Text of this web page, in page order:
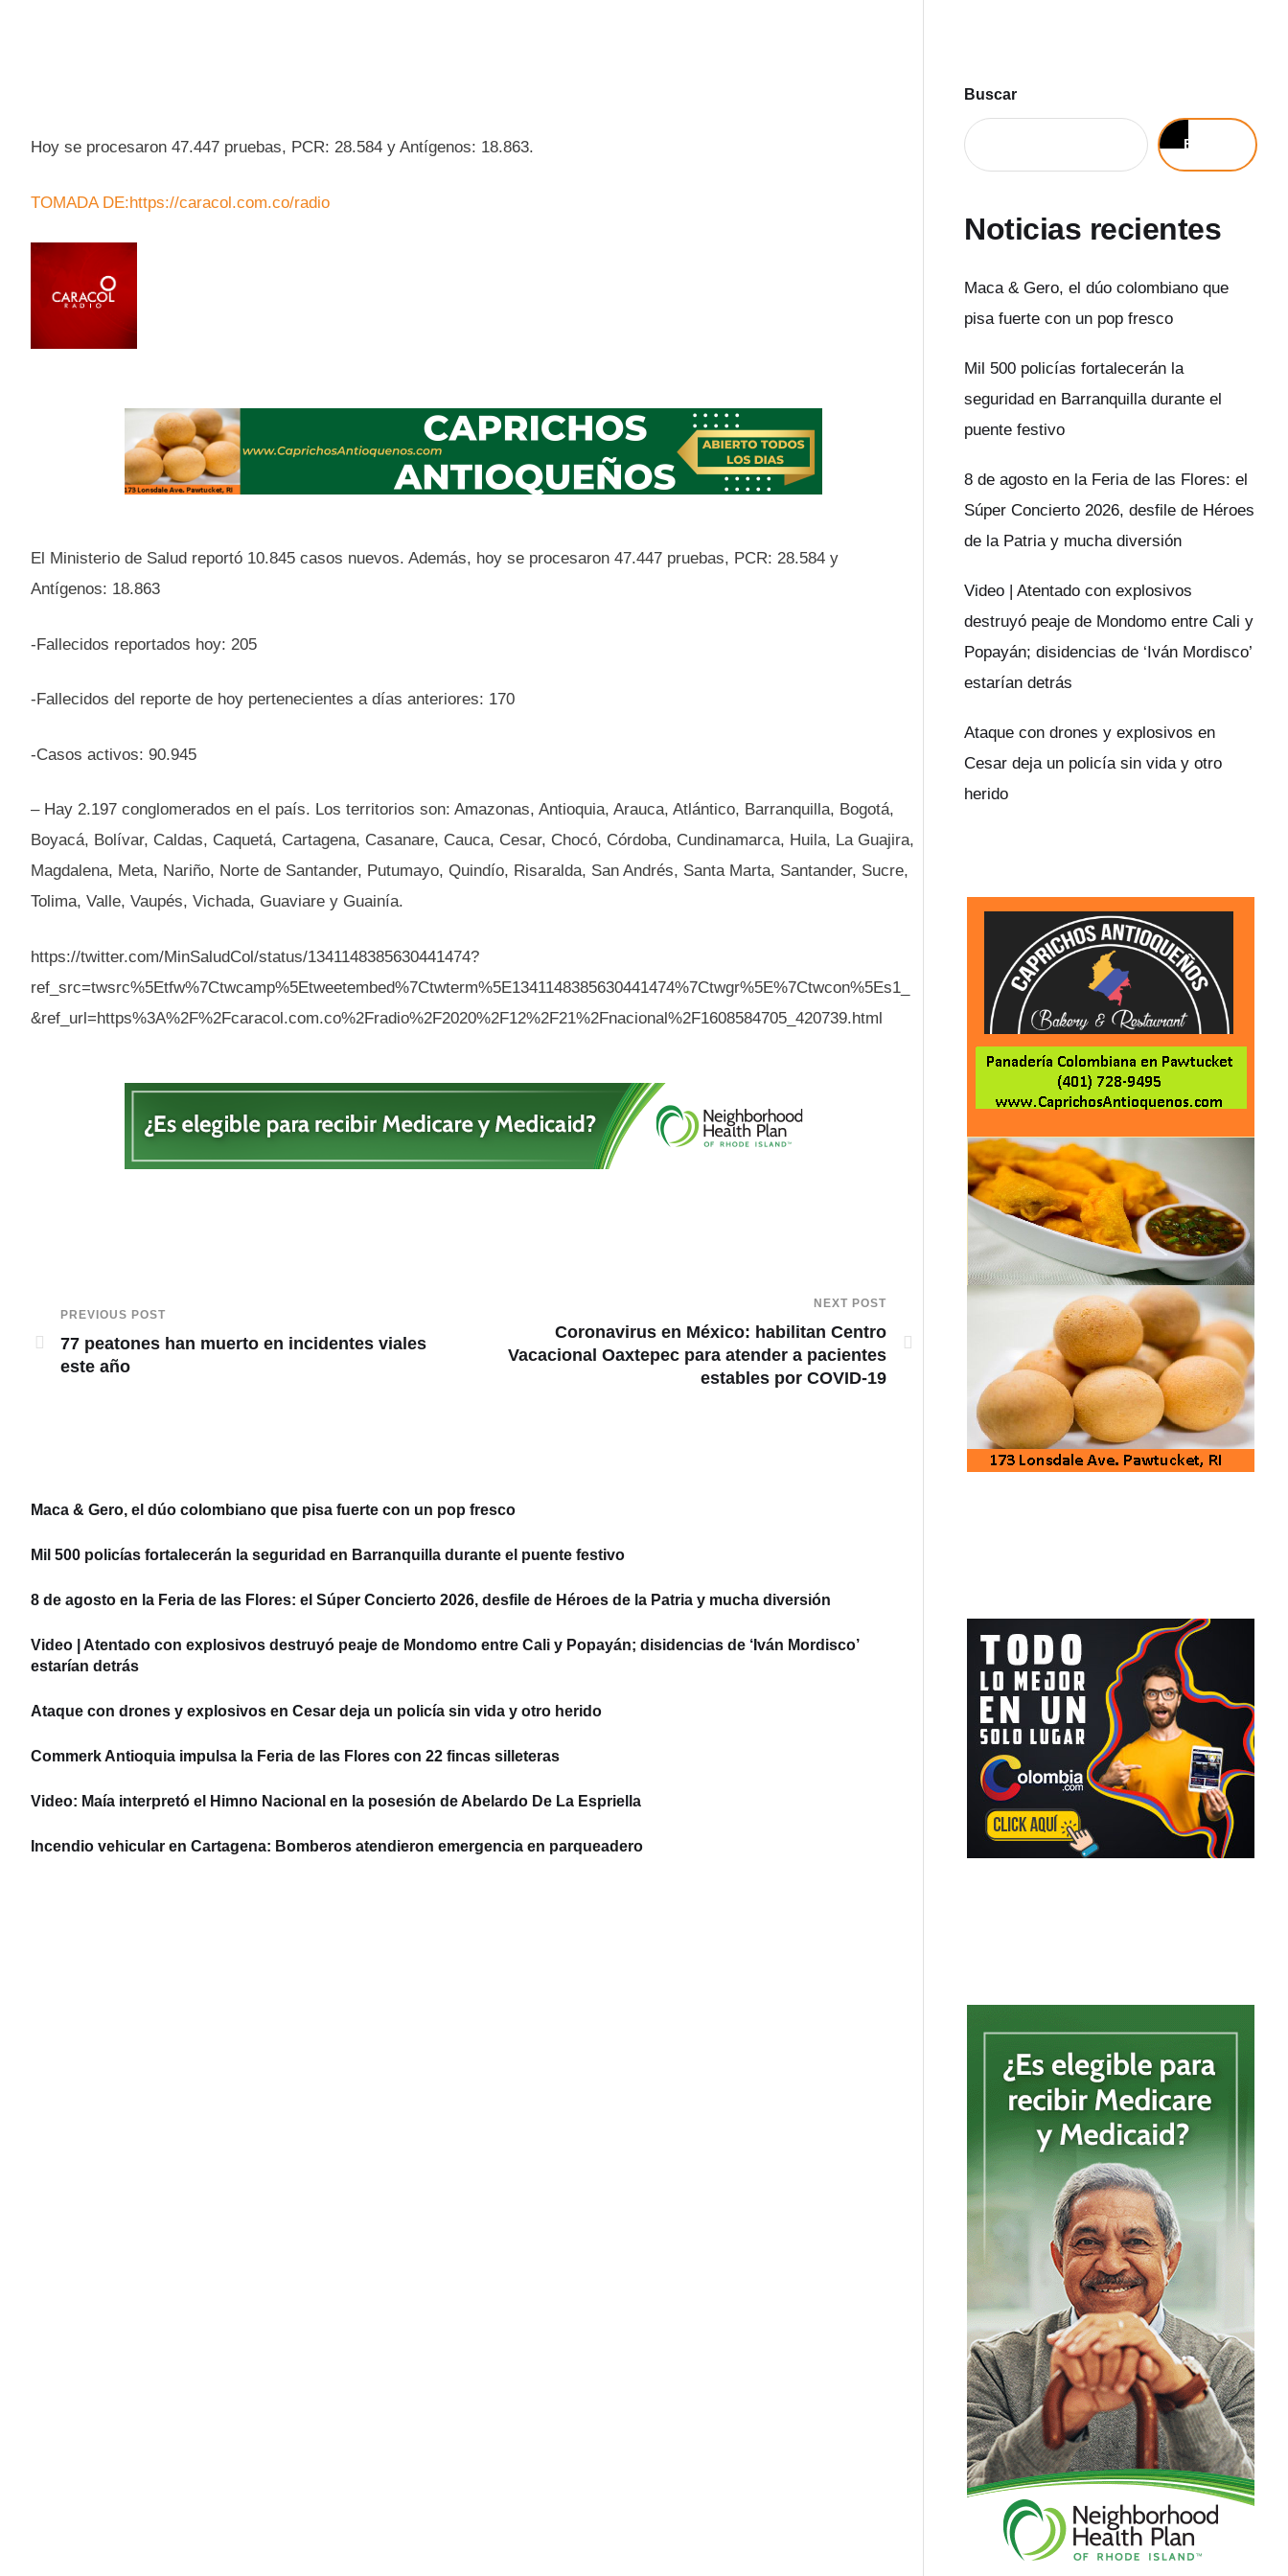
Hoy se procesaron 47.447 pruebas, PCR: 28.584 y Antígenos: 18.863.
TOMADA DE:https://caracol.com.co/radio
El Ministerio de Salud reportó 10.845 casos nuevos. Además, hoy se procesaron 47.447 pruebas, PCR: 28.584 y
Antígenos: 18.863
-Fallecidos reportados hoy: 205
-Fallecidos del reporte de hoy pertenecientes a días anteriores: 170
-Casos activos: 90.945
– Hay 2.197 conglomerados en el país. Los territorios son: Amazonas, Antioquia, Arauca, Atlántico, Barranquilla, Bogotá,
Boyacá, Bolívar, Caldas, Caquetá, Cartagena, Casanare, Cauca, Cesar, Chocó, Córdoba, Cundinamarca, Huila, La Guajira,
Magdalena, Meta, Nariño, Norte de Santander, Putumayo, Quindío, Risaralda, San Andrés, Santa Marta, Santander, Sucre,
Tolima, Valle, Vaupés, Vichada, Guaviare y Guainía.
https://twitter.com/MinSaludCol/status/1341148385630441474?
ref_src=twsrc%5Etfw%7Ctwcamp%5Etweetembed%7Ctwterm%5E1341148385630441474%7Ctwgr%5E%7Ctwcon%5Es1_
&ref_url=https%3A%2F%2Fcaracol.com.co%2Fradio%2F2020%2F12%2F21%2Fnacional%2F1608584705_420739.html
PREVIOUS POST
77 peatones han muerto en incidentes viales
este año
NEXT POST
Coronavirus en México: habilitan Centro
Vacacional Oaxtepec para atender a pacientes
estables por COVID-19
Maca & Gero, el dúo colombiano que pisa fuerte con un pop fresco
Mil 500 policías fortalecerán la seguridad en Barranquilla durante el puente festivo
8 de agosto en la Feria de las Flores: el Súper Concierto 2026, desfile de Héroes de la Patria y mucha diversión
Video | Atentado con explosivos destruyó peaje de Mondomo entre Cali y Popayán; disidencias de ‘Iván Mordisco’
estarían detrás
Ataque con drones y explosivos en Cesar deja un policía sin vida y otro herido
Commerk Antioquia impulsa la Feria de las Flores con 22 fincas silleteras
Video: Maía interpretó el Himno Nacional en la posesión de Abelardo De La Espriella
Incendio vehicular en Cartagena: Bomberos atendieron emergencia en parqueadero
Buscar
Buscar
Noticias recientes
Maca & Gero, el dúo colombiano que
pisa fuerte con un pop fresco
Mil 500 policías fortalecerán la
seguridad en Barranquilla durante el
puente festivo
8 de agosto en la Feria de las Flores: el
Súper Concierto 2026, desfile de Héroes
de la Patria y mucha diversión
Video | Atentado con explosivos
destruyó peaje de Mondomo entre Cali y
Popayán; disidencias de ‘Iván Mordisco’
estarían detrás
Ataque con drones y explosivos en
Cesar deja un policía sin vida y otro
herido